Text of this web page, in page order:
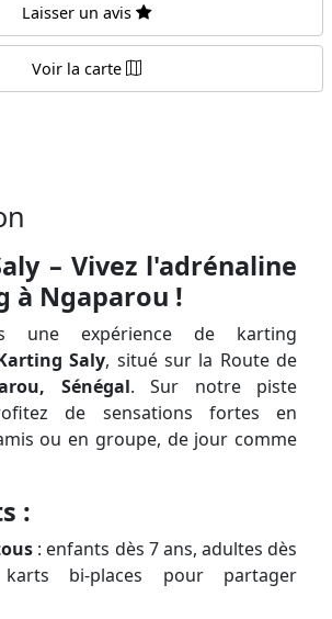
Laisser un avis
Voir la carte
– Vivez l'adrénaline
à Ngaparou !
une expérience de karting
Saly, situé sur la Route de
Sénégal. Sur notre piste
de sensations fortes en
ou en groupe, de jour comme
:
: enfants dès 7 ans, adultes dès
bi-places pour partager